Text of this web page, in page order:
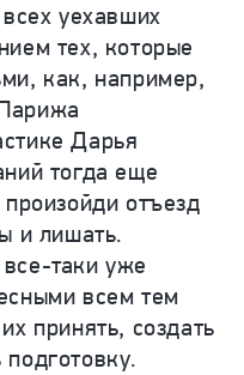
уехавших
тех, которые
как, например,
Дарья
тогда еще
отъезд
и лишать.
таки уже
всем тем
принять, создать